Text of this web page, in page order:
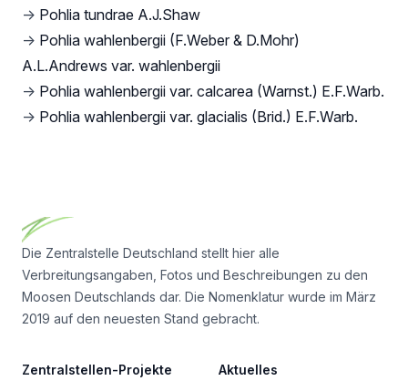
→ Pohlia tundrae A.J.Shaw
→ Pohlia wahlenbergii (F.Weber & D.Mohr)
A.L.Andrews var. wahlenbergii
→ Pohlia wahlenbergii var. calcarea (Warnst.) E.F.Warb.
→ Pohlia wahlenbergii var. glacialis (Brid.) E.F.Warb.
Die Zentralstelle Deutschland stellt hier alle
Verbreitungsangaben, Fotos und Beschreibungen zu den
Moosen Deutschlands dar. Die Nomenklatur wurde im März
2019 auf den neuesten Stand gebracht.
Zentralstellen-Projekte Aktuelles